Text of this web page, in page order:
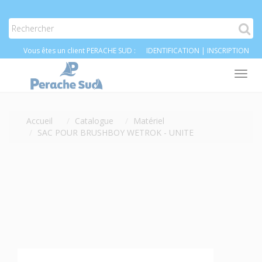
Vous êtes un client PERACHE SUD : IDENTIFICATION | INSCRIPTION
Accueil Catalogue
Matériel
SAC POUR BRUSHBOY WETROK - UNITE